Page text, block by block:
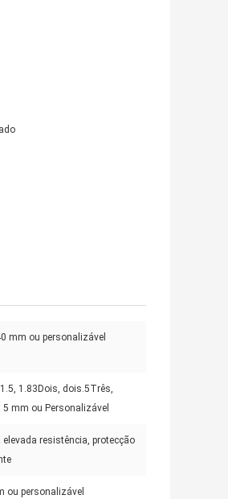
mm ou personalizável
1.83Dois, dois.5Três,
5 mm ou Personalizável
elevada resistência, protecção
ou personalizável